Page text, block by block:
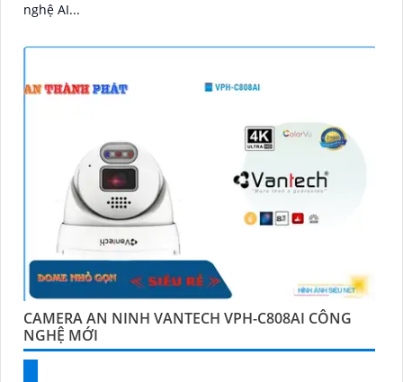
nghệ AI...
CAMERA AN NINH VANTECH VPH-C808AI CÔNG
NGHỆ MỚI